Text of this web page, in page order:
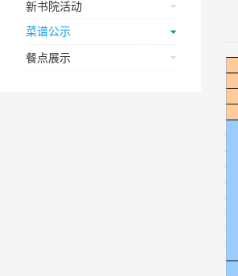
新书院活动
菜谱公示
餐点展示